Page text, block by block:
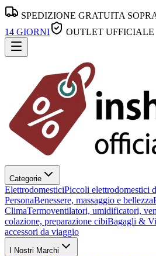
SPEDIZIONE GRATUITA
14 GIORNI
OUTLET UFFICIALE
Categorie
ElettrodomesticiPiccoli elettrodomestici
PersonaBenessere, massaggio e bellezza
ClimaTermoventilatori, umidificatori,
colazione, preparazione cibiBagagli &
accessori da viaggio
I Nostri Marchi